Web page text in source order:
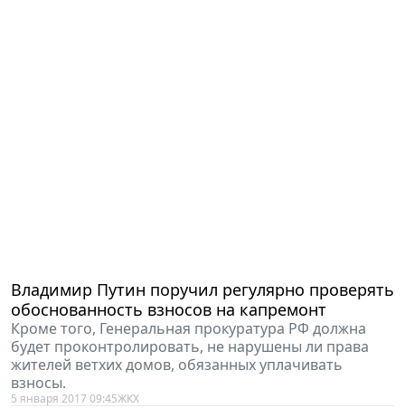
Владимир Путин поручил регулярно проверять
обоснованность взносов на капремонт
Кроме того, Генеральная прокуратура РФ должна
будет проконтролировать, не нарушены ли права
жителей ветхих домов, обязанных уплачивать
взносы.
5 января 2017 09:45ЖКХ